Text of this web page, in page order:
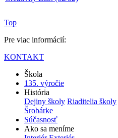
Top
Pre viac informácií:
KONTAKT
Škola
135. výročie
História
Dejiny školy Riaditelia školy
Šrobárke
Súčasnosť
Ako sa meníme